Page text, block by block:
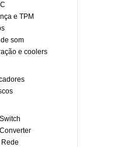
e TPM
som
e coolers
Rede